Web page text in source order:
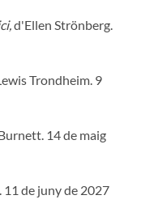
d'Ellen Strönberg.
Trondheim. 9
14 de maig
11 de juny de 2027